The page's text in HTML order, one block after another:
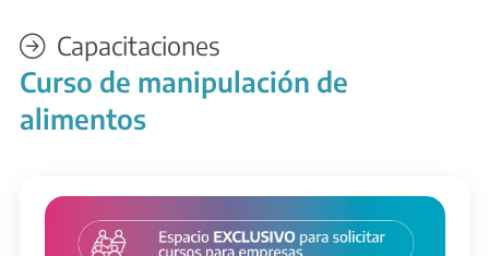
Capacitaciones
Curso de manipulación de
alimentos